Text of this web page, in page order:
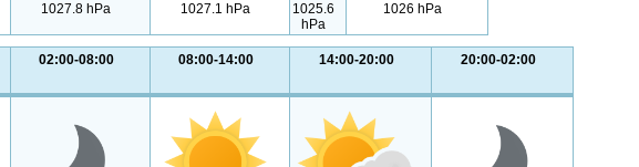
1027.8 hPa 1027.1 hPa
1025.6
hPa
1026 hPa
02:00-08:00 08:00-14:00 14:00-20:00 20:00-02:00